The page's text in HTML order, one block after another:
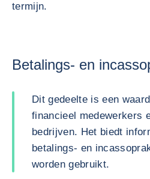
termijn.
Betalings- en
Dit gedeelte is een
financieel medewerkers
bedrijven. Het biedt
betalings- en
worden gebruikt.